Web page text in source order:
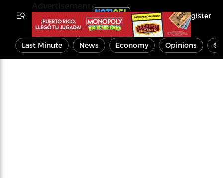
Register
Last Minute News Economy Opinions
Advertisements